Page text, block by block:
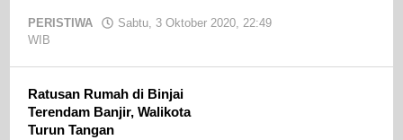
PERISTIWA
Sabtu, 3 Oktober 2020, 22:49
WIB
Ratusan Rumah di Binjai
Terendam Banjir, Walikota
Turun Tangan